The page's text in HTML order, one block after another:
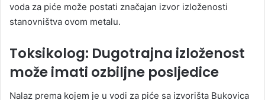
voda za piće može postati značajan izvor izloženosti
stanovništva ovom metalu.
Toksikolog: Dugotrajna izloženost
može imati ozbiljne posljedice
Nalaz prema kojem je u vodi za piće sa izvorišta Bukovica